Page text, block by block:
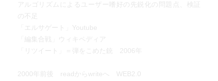
アルゴリズムによるユーザー嗜好の先鋭化の問題点、検証
の不足
「エルサゲート」Youtube
「編集合戦」ウィキペディア
「リツイート」＝弾をこめた銃 2006年
2000年前後 readからwriteへ WEB2.0